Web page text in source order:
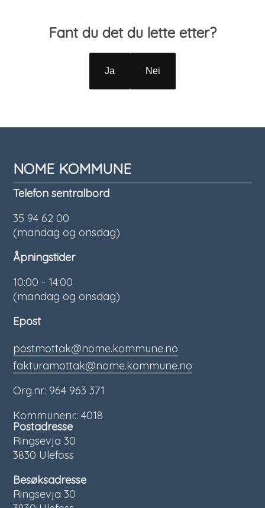
Tilbakemelding
Fant du det du lette etter?
Ja Nei
NOME KOMMUNE
Telefon sentralbord
35 94 62 00
(mandag og onsdag)
Åpningstider
10:00 - 14:00
(mandag og onsdag)
Epost
postmottak@nome.kommune.no
fakturamottak@nome.kommune.no
Org.nr: 964 963 371
Kommunenr.: 4018
Postadresse
Ringsevja 30
3830 Ulefoss
Besøksadresse
Ringsevja 30